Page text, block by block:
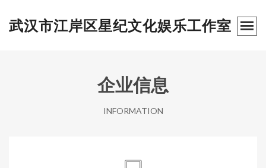
武汉市江岸区星纪文化娱乐工作室
企业信息
INFORMATION